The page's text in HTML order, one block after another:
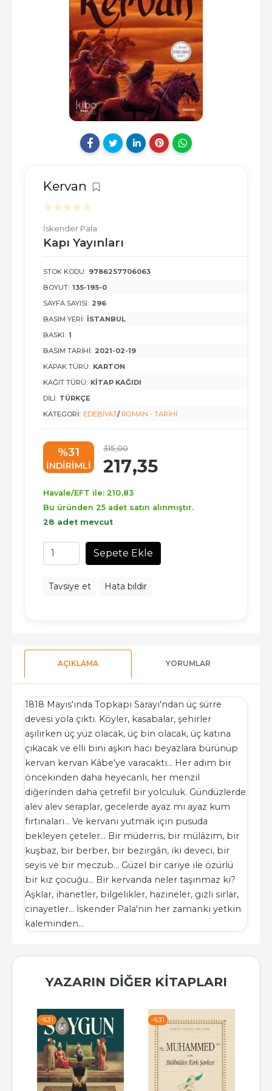
Kervan
İskender Pala
Kapı Yayınları
STOK KODU: 9786257706063
BOYUT: 135-195-0
SAYFA SAYISI: 296
BASIM YERI: İSTANBUL
BASKI: 1
BASIM TARIHI: 2021-02-19
KAPAK TÜRÜ: KARTON
KAĞIT TÜRÜ: KITAP KAĞIDI
DILI: TÜRKÇE
KATEGORI: EDEBIYAT/ ROMAN - TARIHI
%31
INDIRIMLI
315,00
217,35
Havale/EFT ile: 210,83
Bu üründen 25 adet satın alınmıştır.
28 adet mevcut
Sepete Ekle
Tavsiye et Hata bildir
AÇIKLAMA YORUMLAR
1818 Mayıs'ında Topkapı Sarayı'ndan üç sürre
devesi yola çıktı. Köyler, kasabalar, şehirler
aşılırken üç yüz olacak, üç bin olacak, üç katına
çıkacak ve elli bini aşkın hacı beyazlara bürünüp
kervan kervan Kâbe'ye varacaktı... Her adım bir
öncekinden daha heyecanlı, her menzil
diğerinden daha çetrefil bir yolculuk. Gündüzlerde
alev alev seraplar, gecelerde ayaz mı ayaz kum
fırtınaları... Ve kervanı yutmak için pusuda
bekleyen çeteler... Bir müderris, bir mülâzım, bir
kuşbaz, bir berber, bir bezirgân, iki deveci, bir
seyis ve bir meczub... Güzel bir cariye ile özürlü
bir kız çocuğu... Bir kervanda neler taşınmaz ki?
Aşklar, ihanetler, bilgelikler, hazineler, gizli sırlar,
cinayetler... İskender Pala'nın her zamanki yetkin
kaleminden...
YAZARIN DIĞER KITAPLARI
-%31 -%31